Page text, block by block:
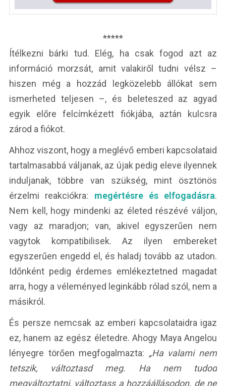
*****
Ítélkezni bárki tud. Elég, ha csak fogod azt az
információ morzsát, amit valakiről tudni vélsz –
hiszen még a hozzád legközelebb állókat sem
ismerheted teljesen –, és beleteszed az agyad
egyik előre felcímkézett fiókjába, aztán kulcsra
zárod a fiókot.
Ahhoz viszont, hogy a meglévő emberi kapcsolataid
tartalmasabbá váljanak, az újak pedig eleve ilyennek
induljanak, többre van szükség, mint ösztönös
érzelmi reakciókra: megértésre és elfogadásra.
Nem kell, hogy mindenki az életed részévé váljon,
vagy az maradjon; van, akivel egyszerűen nem
vagytok kompatibilisek. Az ilyen embereket
egyszerűen engedd el, és haladj tovább az utadon.
Időnként pedig érdemes emlékeztetned magadat
arra, hogy a véleményed leginkább rólad szól, nem a
másikról.
És persze nemcsak az emberi kapcsolataidra igaz
ez, hanem az egész életedre. Ahogy Maya Angelou
lényegre törően megfogalmazta: „Ha valami nem
tetszik, változtasd meg. Ha nem tudod
megváltoztatni, változtass a hozzáállásodon, de ne